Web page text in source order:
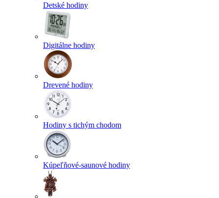
Detské hodiny
Digitálne hodiny
Drevené hodiny
Hodiny s tichým chodom
Kúpeľňové-saunové hodiny